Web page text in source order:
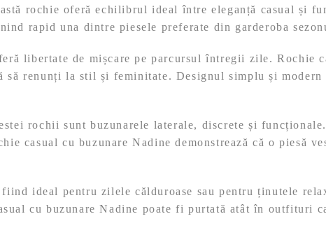
rochie oferă echilibrul ideal între eleganță casual și
rapid una dintre piesele preferate din garderoba
libertate de mișcare pe parcursul întregii zile. Rochie
renunți la stil și feminitate. Designul simplu și
rochii sunt buzunarele laterale, discrete și
casual cu buzunare Nadine demonstrează că o piesă
ideal pentru zilele călduroase sau pentru ținutele
cu buzunare Nadine poate fi purtată atât în outfituri